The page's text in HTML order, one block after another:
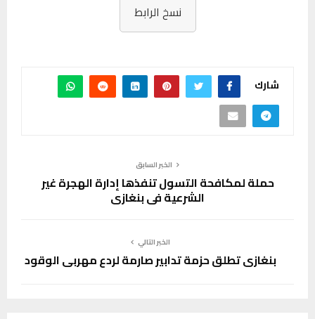
نسخ الرابط
شارك
الخبر السابق
حملة لمكافحة التسول تنفذها إدارة الهجرة غير
الشرعية في بنغازي
الخبر التالي
بنغازي تطلق حزمة تدابير صارمة لردع مهربي الوقود